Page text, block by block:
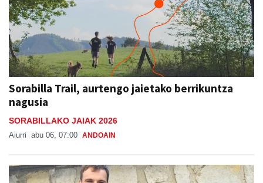
Sorabilla Trail, aurtengo jaietako berrikuntza
nagusia
SORABILLAKO JAIAK 2026
Aiurri abu 06, 07:00 ANDOAIN